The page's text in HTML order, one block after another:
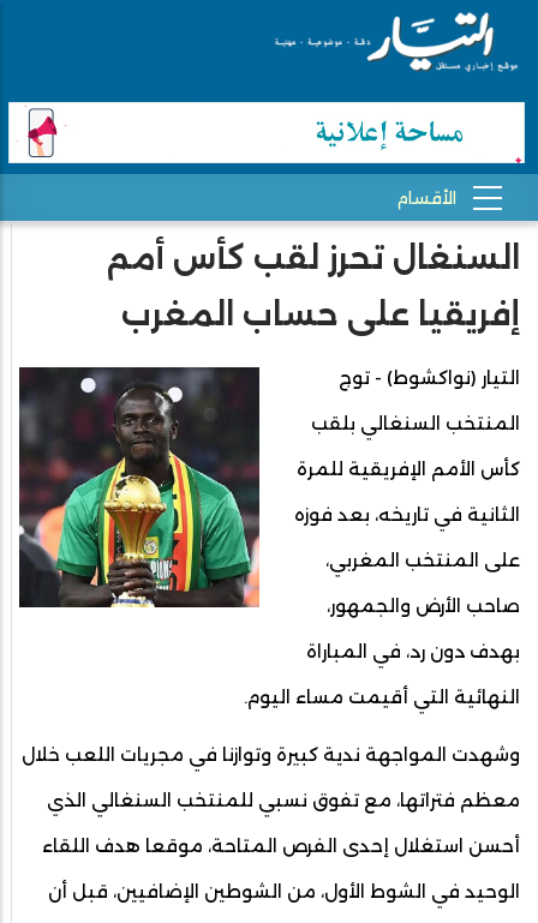
السنغال تحرز لقب كأس أمم
إفريقيا على حساب المغرب
التيار (نواكشوط) - توج
المنتخب السنغالي بلقب
كأس الأمم الإفريقية للمرة
الثانية في تاريخه، بعد فوزه
على المنتخب المغربي،
صاحب الأرض والجمهور،
بهدف دون رد، في المباراة
النهائية التي أقيمت مساء اليوم.
وشهدت المواجهة ندية كبيرة وتوازنا في مجريات اللعب خلال
معظم فتراتها، مع تفوق نسبي للمنتخب السنغالي الذي
أحسن استغلال إحدى الفرص المتاحة، موقعا هدف اللقاء
الوحيد في الشوط الأول، من الشوطين الإضافيين، قبل أن